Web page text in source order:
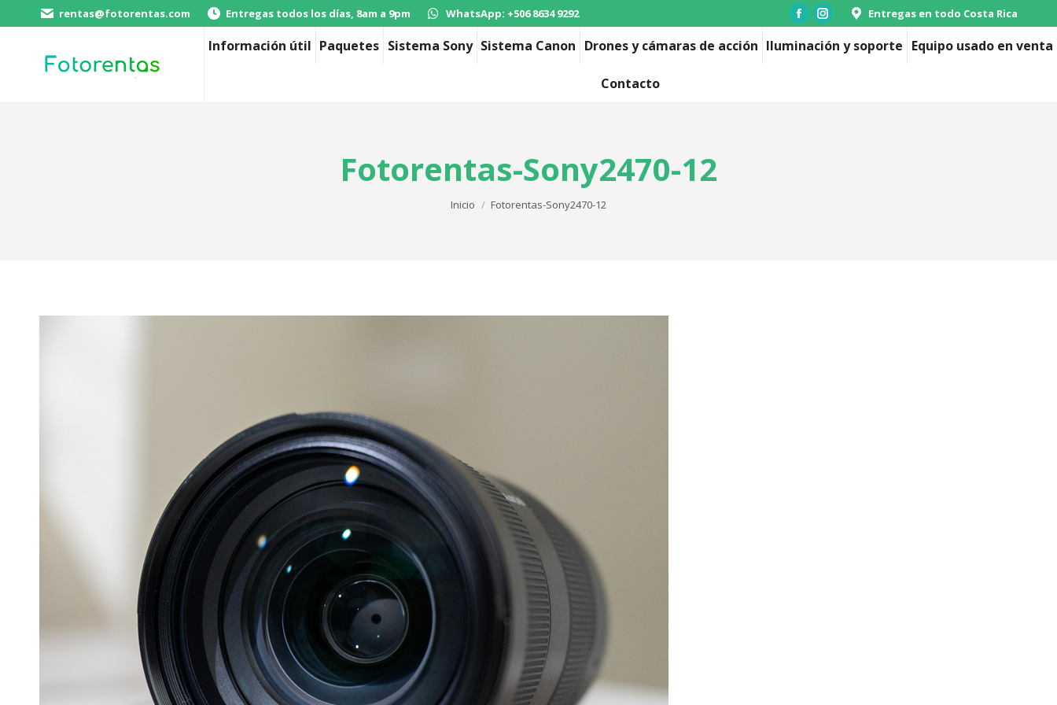
rentas@fotorentas.com Entregas todos los días, 8am a 9pm WhatsApp: +506 8634 9292
Facebook
page
Instagram
page
Entregas en todo Costa Rica
Información útil Paquetes Sistema Sony Sistema Canon Drones y cámaras de acción Iluminación y soporte Equipo usado en venta
Contacto
Fotorentas-Sony2470-12
Estás aquí:
Inicio Fotorentas-Sony2470-12